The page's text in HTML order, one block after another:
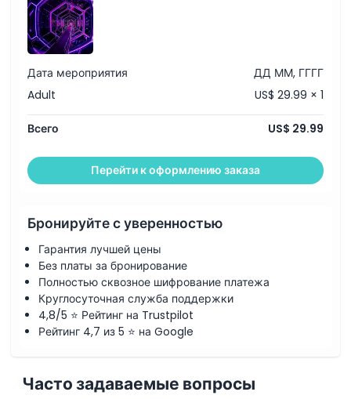
Вещи, которые нужно знать
Местоположение
Политика отмены
Дата мероприятия
ДД ММ, ГГГГ
Adult
US$ 29.99 × 1
Всего US$ 29.99
Перейти к оформлению заказа
Бронируйте с уверенностью
Гарантия лучшей цены
Без платы за бронирование
Полностью сквозное шифрование платежа
Круглосуточная служба поддержки
4,8/5 ⭐ Рейтинг на Trustpilot
Рейтинг 4,7 из 5 ⭐ на Google
Часто задаваемые вопросы